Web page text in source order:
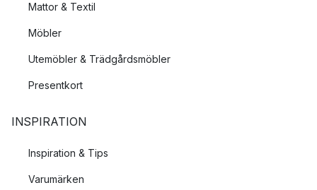
Mattor & Textil
Möbler
Utemöbler & Trädgårdsmöbler
Presentkort
INSPIRATION
Inspiration & Tips
Varumärken